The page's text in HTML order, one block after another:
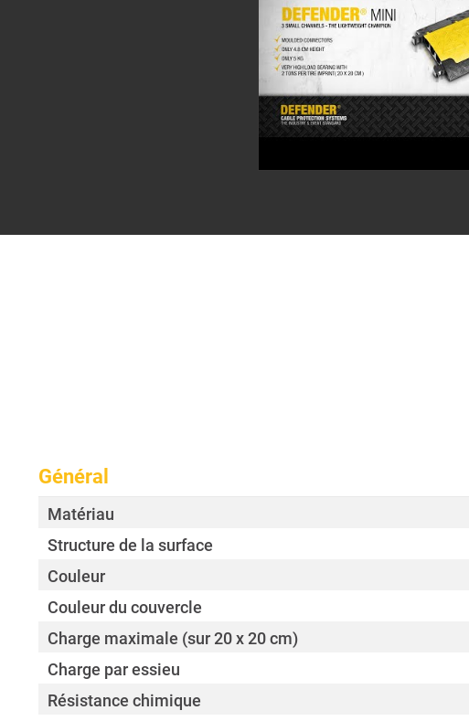
Général
Matériau
Structure de la surface
Couleur
Couleur du couvercle
Charge maximale (sur 20 x 20 cm)
Charge par essieu
Résistance chimique